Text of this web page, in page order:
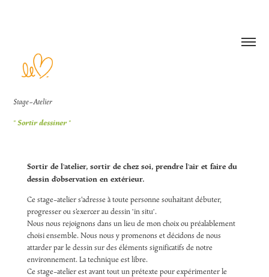
Stage-Atelier
" Sortir dessiner "
Sortir de l'atelier, sortir de chez soi, prendre l'air et faire du
dessin d'observation en extérieur.
Ce stage-atelier s’adresse à toute personne souhaitant débuter,
progresser ou s’exercer au dessin "in situ".
Nous nous rejoignons dans un lieu de mon choix ou préalablement
choisi ensemble. Nous nous y promenons et décidons de nous
attarder par le dessin sur des éléments significatifs de notre
environnement. La technique est libre.
Ce stage-atelier est avant tout un prétexte pour expérimenter le